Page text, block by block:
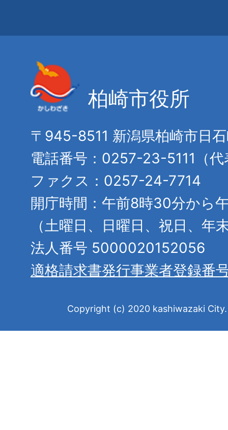
柏崎市役所
〒945-8511 新潟県柏崎市日
電話番号：0257-23-5111（代
ファクス：0257-24-7714
開庁時間：午前8時30分から
（土曜日、日曜日、祝日、年
法人番号 5000020152056
適格請求書発行事業者登録番
Copyright (c) 2020 kashiwazaki